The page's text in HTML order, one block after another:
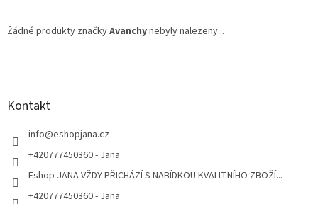
Žádné produkty značkyAvanchynebyly nalezeny...
Z
Kontakt
info@eshopjana.cz
+420777450360 - Jana
Eshop JANA VŽDY PŘICHÁZÍ S NABÍDKOU KVALITNÍHO ZBOŽÍ...
+420777450360 - Jana